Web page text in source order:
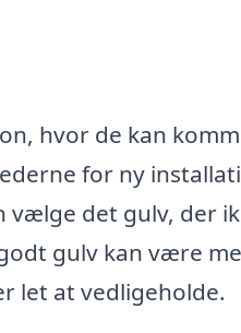
hvor de kan
for ny
det gulv, der
gulv kan være
let at vedligeholde.